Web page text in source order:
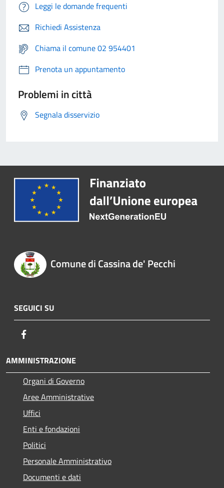
Leggi le domande frequenti
Richiedi Assistenza
Chiama il comune 02 954401
Prenota un appuntamento
Problemi in città
Segnala disservizio
Comune di Cassina de' Pecchi
SEGUICI SU
AMMINISTRAZIONE
Organi di Governo
Aree Amministrative
Uffici
Enti e fondazioni
Politici
Personale Amministrativo
Documenti e dati